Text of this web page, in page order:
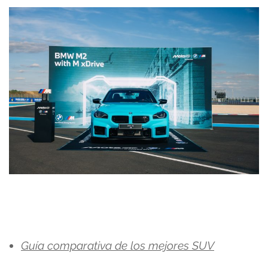
Guía comparativa de los mejores SUV